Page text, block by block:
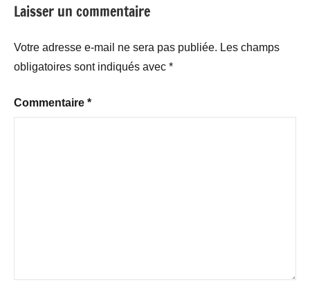
Laisser un commentaire
Votre adresse e-mail ne sera pas publiée. Les champs
obligatoires sont indiqués avec *
Commentaire *